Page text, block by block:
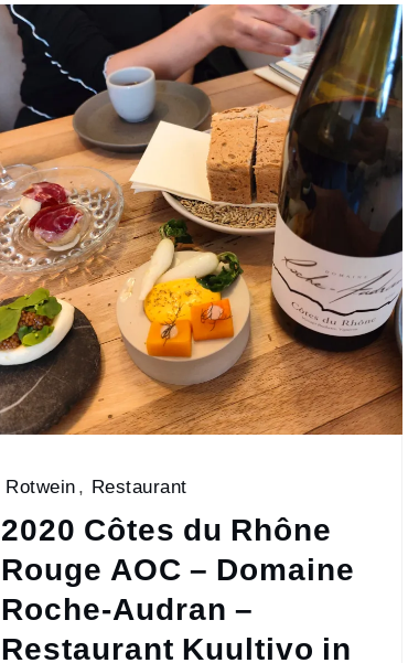
Rotwein, Restaurant
2020 Côtes du Rhône
Rouge AOC – Domaine
Roche-Audran –
Restaurant Kuultivo in